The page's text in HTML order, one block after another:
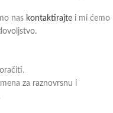
nas kontaktirajte i mi ćemo
za raznovrsnu i